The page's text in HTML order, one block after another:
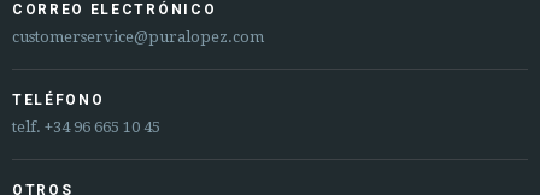
CORREO ELECTRÓNICO
customerservice@puralopez.com
TELÉFONO
telf. +34 96 665 10 45
OTROS